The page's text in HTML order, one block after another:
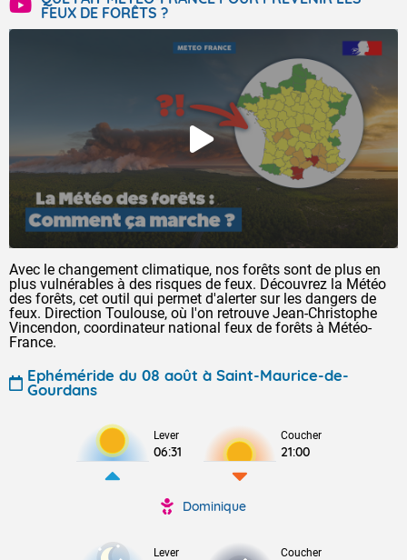
FEUX DE FORÊTS ?
Avec le changement climatique, nos forêts sont de plus en
plus vulnérables à des risques de feux. Découvrez la Météo
des forêts, cet outil qui permet d'alerter sur les dangers de
feux. Direction Toulouse, où l'on retrouve Jean-Christophe
Vincendon, coordinateur national feux de forêts à Météo-
France.
Ephéméride du 08 août à Saint-Maurice-de-
Gourdans
Lever
06:31
Coucher
21:00
Dominique
Lever Coucher